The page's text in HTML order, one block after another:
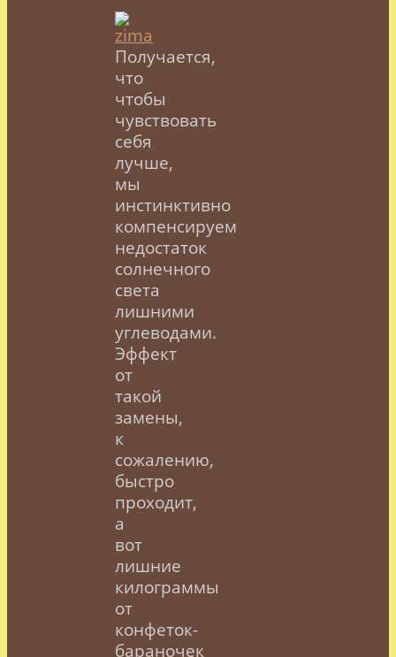
Получается,
что
чтобы
чувствовать
себя
лучше,
мы
инстинктивно
компенсируем
недостаток
солнечного
света
лишними
углеводами.
Эффект
от
такой
замены,
к
сожалению,
быстро
проходит,
а
вот
лишние
килограммы
от
конфеток-
бараночек